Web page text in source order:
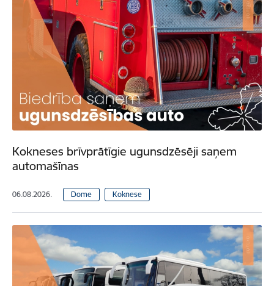
Kokneses brīvprātīgie ugunsdzēsēji saņem
automašīnas
06.08.2026. Dome Koknese